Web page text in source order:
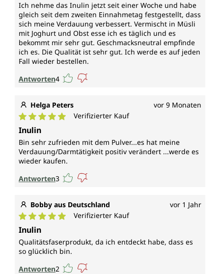
Ich nehme das Inulin jetzt seit einer Woche und habe
gleich seit dem zweiten Einnahmetag festgestellt, dass
sich meine Verdauung verbessert. Vermischt in Müsli
mit Joghurt und Obst esse ich es täglich und es
bekommt mir sehr gut. Geschmacksneutral empfinde
ich es. Die Qualität ist sehr gut. Ich werde es auf jeden
Fall wieder bestellen.
Antworten4
Helga Peters vor 9 Monaten
Durchschnittliche Bewertung von 5 von 5 Sternen
Verifizierter Kauf
Inulin
Bin sehr zufrieden mit dem Pulver...es hat meine
Verdauung/Darmtätigkeit positiv verändert ...werde es
wieder kaufen.
Antworten3
Bobby aus Deutschland vor 1 Jahr
Durchschnittliche Bewertung von 5 von 5 Sternen
Verifizierter Kauf
Inulin
Qualitätsfaserprodukt, da ich entdeckt habe, dass es
so glücklich bin.
Antworten2